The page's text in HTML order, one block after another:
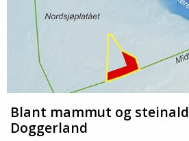
Blant mammut og
Doggerland